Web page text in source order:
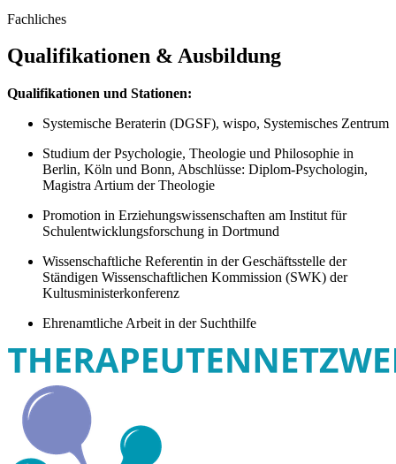
Fachliches
Qualifikationen & Ausbildung
Qualifikationen und Stationen:
Systemische Beraterin (DGSF), wispo, Systemisches Zentrum
Studium der Psychologie, Theologie und Philosophie in
Berlin, Köln und Bonn, Abschlüsse: Diplom-Psychologin,
Magistra Artium der Theologie
Promotion in Erziehungswissenschaften am Institut für
Schulentwicklungsforschung in Dortmund
Wissenschaftliche Referentin in der Geschäftsstelle der
Ständigen Wissenschaftlichen Kommission (SWK) der
Kultusministerkonferenz
Ehrenamtliche Arbeit in der Suchthilfe